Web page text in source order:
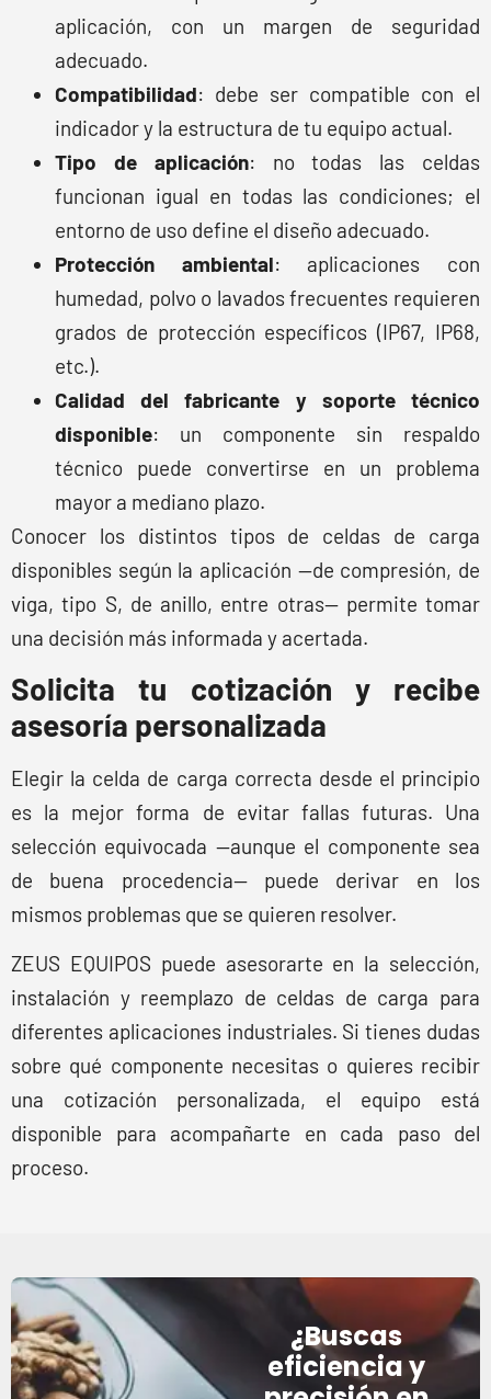
aplicación, con un margen de seguridad
adecuado.
Compatibilidad: debe ser compatible con el
indicador y la estructura de tu equipo actual.
Tipo de aplicación: no todas las celdas
funcionan igual en todas las condiciones; el
entorno de uso define el diseño adecuado.
Protección ambiental: aplicaciones con
humedad, polvo o lavados frecuentes requieren
grados de protección específicos (IP67, IP68,
etc.).
Calidad del fabricante y soporte técnico
disponible: un componente sin respaldo
técnico puede convertirse en un problema
mayor a mediano plazo.
Conocer los distintos tipos de celdas de carga
disponibles según la aplicación —de compresión, de
viga, tipo S, de anillo, entre otras— permite tomar
una decisión más informada y acertada.
Solicita tu cotización y recibe
asesoría personalizada
Elegir la celda de carga correcta desde el principio
es la mejor forma de evitar fallas futuras. Una
selección equivocada —aunque el componente sea
de buena procedencia— puede derivar en los
mismos problemas que se quieren resolver.
ZEUS EQUIPOS puede asesorarte en la selección,
instalación y reemplazo de celdas de carga para
diferentes aplicaciones industriales. Si tienes dudas
sobre qué componente necesitas o quieres recibir
una cotización personalizada, el equipo está
disponible para acompañarte en cada paso del
proceso.
¿Buscas
eficiencia y